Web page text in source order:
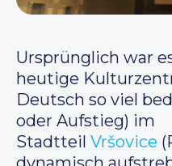
Ursprünglich war
heutige
Deutsch so viel
oder Aufstieg) im
Stadtteil Vršovice